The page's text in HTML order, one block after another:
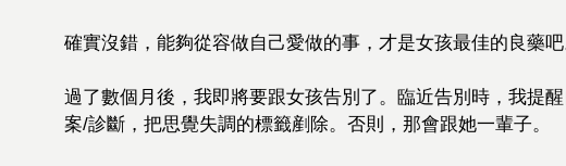
確實沒錯，能夠從容做自己愛做的事，才是女孩最佳的良藥吧
過了數個月後，我即將要跟女孩告別了。臨近告別時，我提
案/診斷，把思覺失調的標籤剷除。否則，那會跟她一輩子。